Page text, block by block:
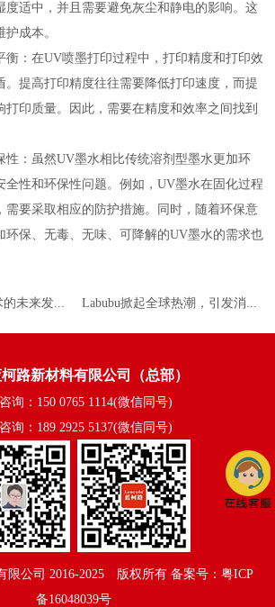
度适中，并且需要避免灰尘和静电的影响。这
成本。
：在UV喷墨打印过程中，打印精度和打印效
。提高打印精度往往需要降低打印速度，而提
打印质量。因此，需要在精度和效率之间找到
：虽然UV墨水相比传统溶剂型墨水更加环
全性和环保性问题。例如，UV墨水在固化过程
需要采取相应的防护措施。同时，随着环保意
环保、无毒、无味、可降解的UV墨水的需求也
路新材料有限公司（总部）
询：150 0765 1114(微信同号)
询：189 2925 5137(微信同号)
限公司 2016-2025©版权所有 备案号：粤ICP
备16048039号